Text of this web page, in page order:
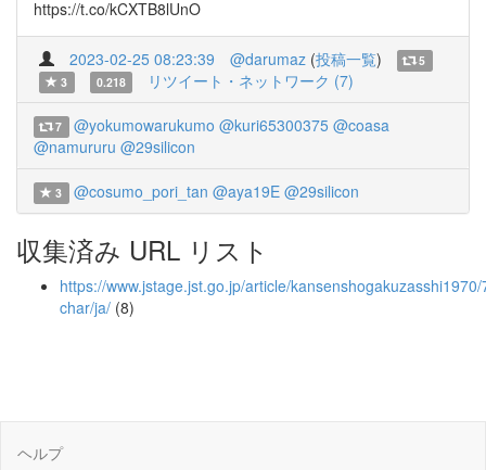
https://t.co/kCXTB8lUnO
2023-02-25 08:23:39 @darumaz (投稿一覧)
5
3
0.218 リツイート・ネットワーク (7)
7 @yokumowarukumo @kuri65300375 @coasa
@namururu @29silicon
3 @cosumo_pori_tan @aya19E @29silicon
収集済み URL リスト
https://www.jstage.jst.go.jp/article/
char/ja/ (8)
ヘルプ